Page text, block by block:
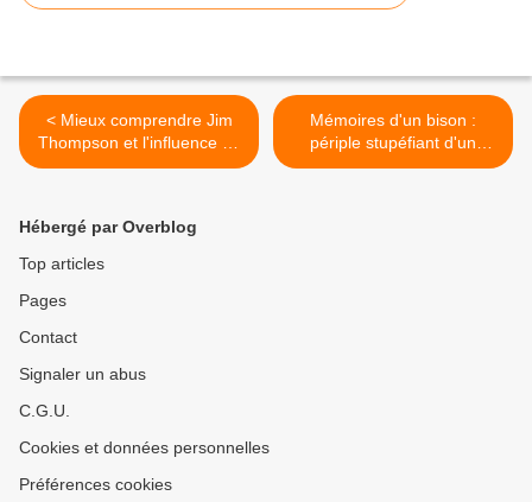
< Mieux comprendre Jim
Thompson et l'influence de
son père avec Vaurien (7)
Mémoires d'un bison :
périple stupéfiant d'un
avocat mexicain dans
Hébergé par Overblog
Top articles
Pages
Contact
Signaler un abus
C.G.U.
Cookies et données personnelles
Préférences cookies